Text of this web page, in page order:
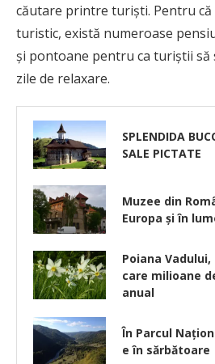
căutare printre turiști. Pentru
turistic, există numeroase
și pontoane pentru ca turiștii să
zile de relaxare.
SPLENDIDA
SALE PICTATE
Muzee din
Europa și în
Poiana
care milioane
anual
În Parcul
e în sărbătoare